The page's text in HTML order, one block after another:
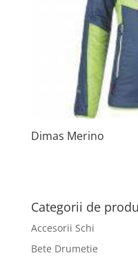
Dimas Merino
Categorii de
Accesorii Schi
Bete Drumetie